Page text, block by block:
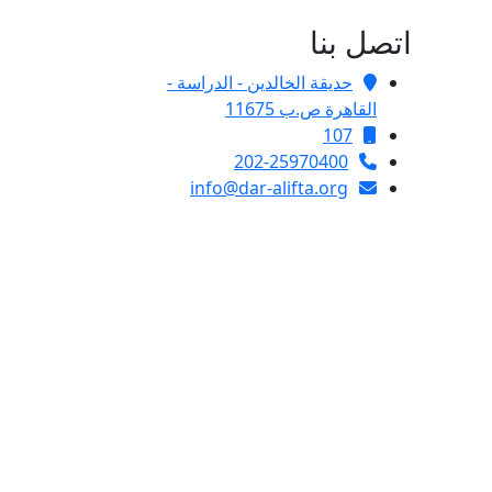
اتصل بنا
حديقة الخالدين - الدراسة -
القاهرة ص.ب 11675
107
202-25970400
info@dar-alifta.org